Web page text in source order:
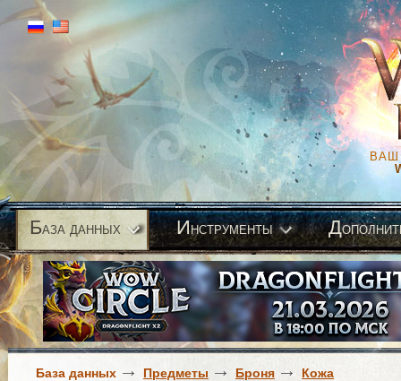
ВАШ
База данных Инструменты Д
База данных Предметы Броня Кожа